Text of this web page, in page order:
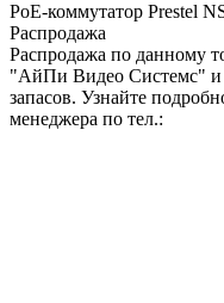
PoE-коммутатор Prestel
Распродажа
Распродажа по данному
"АйПи Видео Системс" и
запасов. Узнайте
менеджера по тел.: